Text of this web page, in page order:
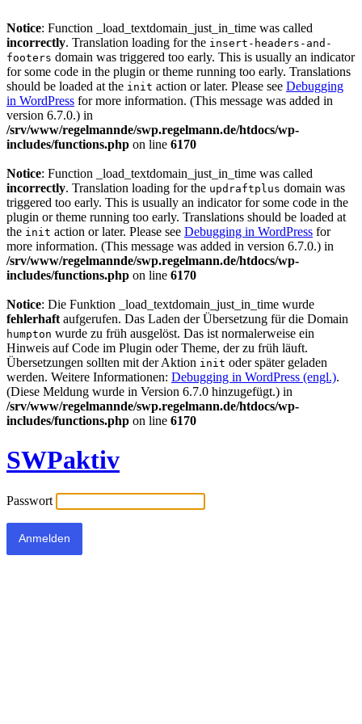
Notice: Function _load_textdomain_just_in_time was called
incorrectly. Translation loading for the insert-headers-and-
footers domain was triggered too early. This is usually an indicator
for some code in the plugin or theme running too early. Translations
should be loaded at the init action or later. Please see Debugging
in WordPress for more information. (This message was added in
version 6.7.0.) in
/srv/www/regelmannde/swp.regelmann.de/htdocs/wp-
includes/functions.php on line 6170
Notice: Function _load_textdomain_just_in_time was called
incorrectly. Translation loading for the updraftplus domain was
triggered too early. This is usually an indicator for some code in the
plugin or theme running too early. Translations should be loaded at
the init action or later. Please see Debugging in WordPress for
more information. (This message was added in version 6.7.0.) in
/srv/www/regelmannde/swp.regelmann.de/htdocs/wp-
includes/functions.php on line 6170
Notice: Die Funktion _load_textdomain_just_in_time wurde
fehlerhaft aufgerufen. Das Laden der Übersetzung für die Domain
humpton wurde zu früh ausgelöst. Das ist normalerweise ein
Hinweis auf Code im Plugin oder Theme, der zu früh läuft.
Übersetzungen sollten mit der Aktion init oder später geladen
werden. Weitere Informationen: Debugging in WordPress (engl.).
(Diese Meldung wurde in Version 6.7.0 hinzugefügt.) in
/srv/www/regelmannde/swp.regelmann.de/htdocs/wp-
includes/functions.php on line 6170
SWPaktiv
Passwort